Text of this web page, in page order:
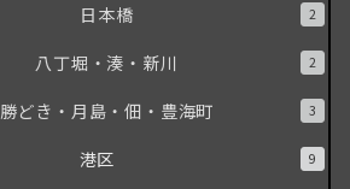
日本橋 2
八丁堀・湊・新川 2
勝どき・月島・佃・豊海町 3
港区 9